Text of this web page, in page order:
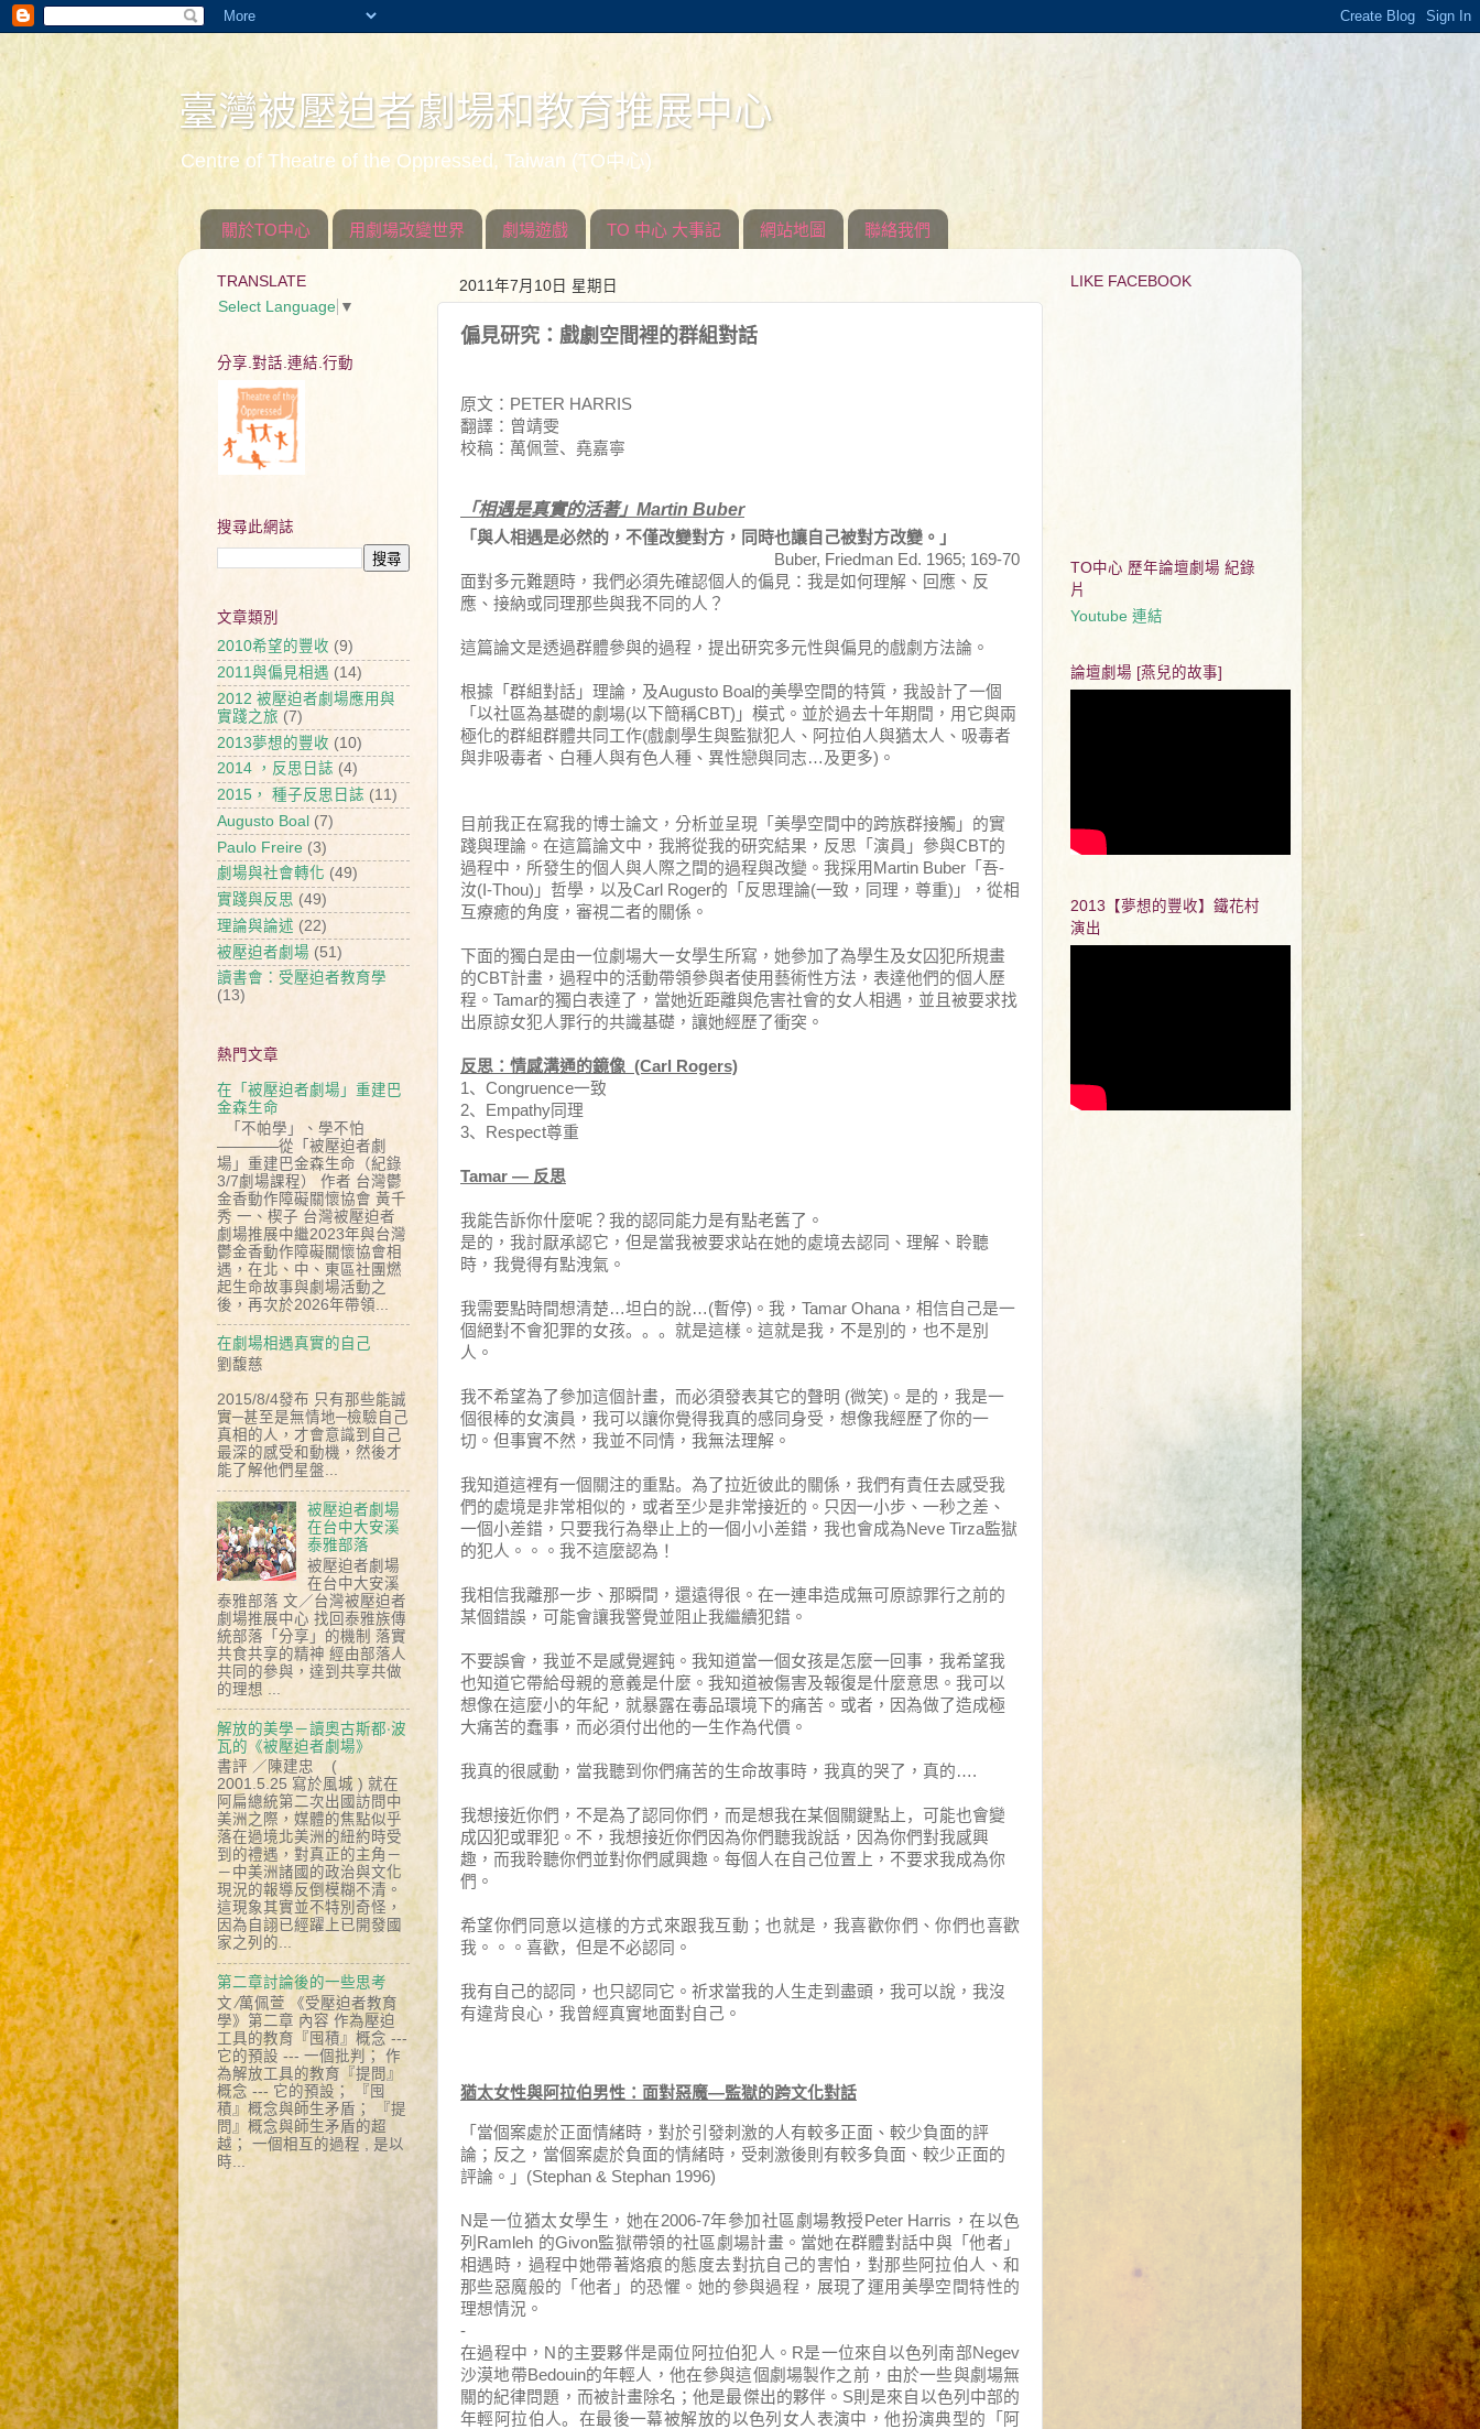
臺灣被壓迫者劇場和教育推展中心
Centre of Theatre of the Oppressed, Taiwan (TO中心)
關於TO中心 用劇場改變世界 劇場遊戲 TO 中心 大事記 網站地圖 聯絡我們
2011年7月10日 星期日
偏見研究：戲劇空間裡的群組對話
原文： PETER HARRIS
翻譯：曾靖雯
校稿：萬佩萱、堯嘉寧
「相遇是真實的活著」 Martin Buber
「與人相遇是必然的，不僅改變對方，同時也讓自己被對方改變。」
Buber, Friedman Ed. 1965; 169-70
面對多元難題時，我們必須先確認個人的偏見：我是如何理解、回應、反
應、接納或同理那些與我不同的人？
這篇論文是透過群體參與的過程，提出研究多元性與偏見的戲劇方法論。
根據「群組對話」理論，及Augusto Boal的美學空間的特質，我設計了一個
「以社區為基礎的劇場(以下簡稱CBT) 」模式。並於過去十年期間，用它與兩
極化的群組群體共同工作(戲劇學生與監獄犯人、阿拉伯人與猶太人、吸毒者
與非吸毒者、白種人與有色人種、異性戀與同志…及更多) 。
目前我正在寫我的博士論文，分析並呈現「美學空間中的跨族群接觸」的實
踐與理論。在這篇論文中，我將從我的研究結果，反思「演員」參與CBT的
過程中，所發生的個人與人際之間的過程與改變。我採用 Martin Buber 「 吾-
汝(I-Thou) 」哲學，以及Carl Roger的「反思理論(一致，同理，尊重) 」，從相
互療癒的角度，審視二者的關係。
下面的獨白是由一位劇場大一女學生所寫，她參加了為學生及女囚犯所規畫
的CBT計畫，過程中的活動帶領參與者使用藝術性方法，表達他們的個人歷
程。 Tamar的獨白表達了，當她近距離與危害社會的女人相遇，並且被要求找
出原諒女犯人罪行的共識基礎，讓她經歷了衝突。
反思 ：情感溝通的鏡像 (Carl Rogers)
1、 Congruence一致
2、 Empathy同理
3、 Respect尊重
Tamar — 反思
我能告訴你什麼呢？我的認同能力是有點老舊了。
是的，我討厭承認它，但是當我被要求站在她的處境去認同、理解、聆聽
時，我覺得有點洩氣。
我需要點時間想清楚…坦白的說…(暫停) 。我， Tamar Ohana ，相信自己是一
個絕對不會犯罪的女孩。。。 就是這樣。這就是我，不是別的， 也不是別
人。
我不希望為了參加這個計畫，而必須發表其它的聲明 (微笑) 。是的，我是一
個很棒的女演員，我可以讓你覺得我真的感同身受 ，想像我經歷了你的一
切。但事實不然，我並不同情，我無法理解。
我知道這裡有一個關注的重點。 為了拉近彼此的關係，我們有責任去感受我
們的處境是非常相似的，或者至少是非常接近的。只因一小步、一秒之差、
一個小差錯，只要我行為舉止上的一個小小差錯，我也會成為Neve Tirza監獄
的犯人。。。我不這麼認為！
我相信我離那一步、那瞬間，還遠得很。在一連串造成無可原諒罪行之前的
某個錯誤，可能會讓我警覺並阻止我繼續犯錯。
不要誤會，我並不是感覺遲鈍。我知道當一個女孩是怎麼一回事，我希望我
也知道它帶給母親的意義是什麼。我知道被傷害及報復是什麼意思。我可以
想像在這麼小的年紀，就暴露在毒品環境下的痛苦。或者，因為做了造成極
大痛苦的蠢事，而必須付出他的一生作為代價。
我真的很感動，當我聽到你們痛苦的生命故事時，我真的哭了，真的….
我想接近你們，不是為了認同你們，而是想我在某個 關鍵點上， 可能也會變
成囚犯或罪犯 。不，我想接近你們因為你們聽我說話，因為你們對我感興
趣，而我聆聽你們並對你們感興趣。每個人在自己位置上 ，不要求我成為你
們。
希望你們同意以這樣的方式來跟我互動；也就是，我喜歡你們、你們也喜歡
我。。。喜歡， 但是不必認同。
我有自己的認同，也只認同它。祈求當我的人生走到盡頭，我可以說，我沒
有違背良心，我曾經真實地面對自己。
猶太女性與阿拉伯男性：面對惡魔—監獄的跨文化對話
「當個案處於正面情緒時，對於引發刺激的人有較多正面、較少負面的評
論；反之，當個案處於負面的情緒時，受刺激後則有較多負面、較少正面的
評論。」 (Stephan & Stephan 1996)
N是一位猶太女學生，她在2006-7年參加社區劇場教授Peter Harris ，在以色
列 Ramleh 的Givon監獄帶領的社區劇場計畫。當她在群體對話中與「他者」
相遇時，過程中她帶著烙痕的態度去對抗自己的害怕，對那些阿拉伯人、和
那些惡魔般的「他者」的恐懼。她的參與過程，展現了運用美學空間特性的
理想情況。
-
在過程中， N的主要夥伴是兩位阿拉伯犯人。 R是一位來自以色列南部Negev
沙漠地帶Bedouin的年輕人，他在參與這個劇場製作之前，由於一些與劇場無
關的紀律問題，而被計畫除名；他是最傑出的夥伴。 S則 是來自以色列中部的
年輕阿拉伯人。 在最後一幕被解放的以色列女人表演中，他扮演典型的「阿
TRANSLATE
Select Language ▼
分享.對話.連結.行動
搜尋此網誌
文章類別
2010希望的豐收 (9)
2011與偏見相遇 (14)
2012 被壓迫者劇場應用與
實踐之旅 (7)
2013夢想的豐收 (10)
2014 ，反思日誌 (4)
2015， 種子反思日誌 (11)
Augusto Boal (7)
Paulo Freire (3)
劇場與社會轉化 (49)
實踐與反思 (49)
理論與論述 (22)
被壓迫者劇場 (51)
讀書會：受壓迫者教育學
(13)
熱門文章
在「被壓迫者劇場」重建巴
金森生命
「不帕學」、學不怕
————從「被壓迫者劇
場」重建巴金森生命（紀錄
3/7劇場課程） 作者 台灣鬱
金香動作障礙關懷協會 黃千
秀 一、楔子 台灣被壓迫者
劇場推展中繼2023年與台灣
鬱金香動作障礙關懷協會相
遇，在北、中、東區社團燃
起生命故事與劇場活動之
後，再次於2026年帶領...
在劇場相遇真實的自己
劉馥慈
2015/8/4發布 只有那些能誠
實─甚至是無情地─檢驗自己
真相的人，才會意識到自己
最深的感受和動機，然後才
能了解他們星盤...
被壓迫者劇場
在台中大安溪
泰雅部落
被壓迫者劇場
在台中大安溪
泰雅部落 文／台灣被壓迫者
劇場推展中心 找回泰雅族傳
統部落「分享」的機制 落實
共食共享的精神 經由部落人
共同的參與，達到共享共做
的理想 ...
解放的美學－讀奧古斯都‧波
瓦的《被壓迫者劇場》
書評 ／陳建忠 (
2001.5.25 寫於風城 ) 就在
阿扁總統第二次出國訪問中
美洲之際，媒體的焦點似乎
落在過境北美洲的紐約時受
到的禮遇，對真正的主角－
－中美洲諸國的政治與文化
現況的報導反倒模糊不清。
這現象其實並不特別奇怪，
因為自詡已經躍上已開發國
家之列的...
第二章討論後的一些思考
文 ∕萬佩萱 《受壓迫者教育
學》第二章 內容 作為壓迫
工具的教育『囤積』概念 ---
它的預設 --- 一個批判； 作
為解放工具的教育『提問』
概念 --- 它的預設； 『囤
積』概念與師生矛盾； 『提
問』概念與師生矛盾的超
越； 一個相互的過程 , 是以
時...
LIKE FACEBOOK
TO中心 歷年論壇劇場 紀錄
片
Youtube 連結
論壇劇場 [燕兒的故事]
2013【夢想的豐收】鐵花村
演出